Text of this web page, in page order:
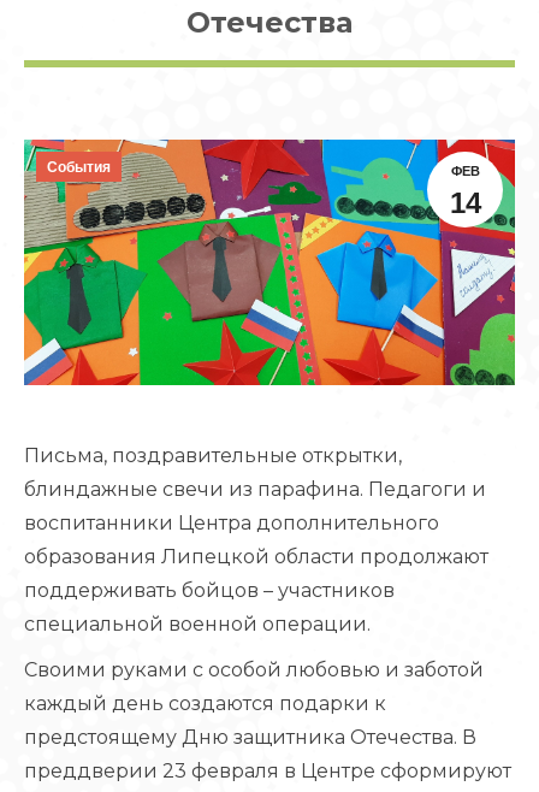
Отечества
ФЕВ
14
События
Письма, поздравительные открытки,
блиндажные свечи из парафина. Педагоги и
воспитанники Центра дополнительного
образования Липецкой области продолжают
поддерживать бойцов – участников
специальной военной операции.
Своими руками с особой любовью и заботой
каждый день создаются подарки к
предстоящему Дню защитника Отечества. В
преддверии 23 февраля в Центре сформируют